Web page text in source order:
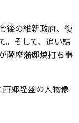
後の維新政府、復
。そして、追い詰
薩摩藩邸焼打ち事
西郷隆盛の人物像